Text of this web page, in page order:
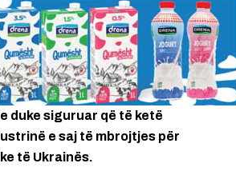
duke siguruar që të ketë
e saj të mbrojtjes për
të Ukrainës.